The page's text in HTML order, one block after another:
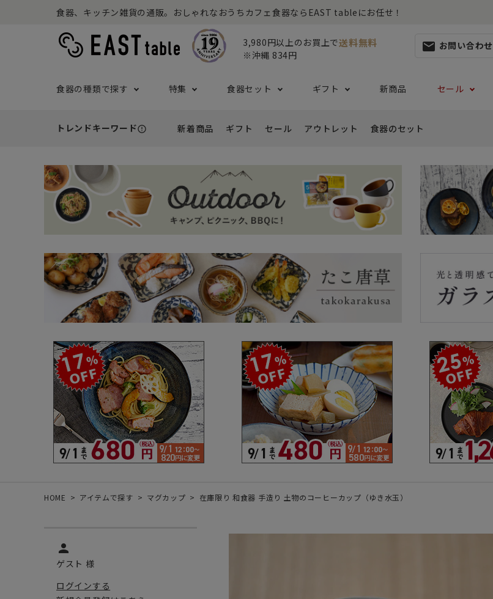
食器、キッチン雑貨の通販。おしゃれなおうちカフェ食器ならEAST tableにお任せ！
3,980円以上のお買上で送料無料
※沖縄 834円
mail お問い合わ
食器の種類で探す
- 小皿
- 中皿・取り皿・ケーキ皿
- 大皿
- カレー・パスタ皿
- 中鉢・取り鉢・サラダボウル
- 大鉢
- とんすい
- 汁椀
- どんぶり・丼
- ラーメン鉢
箸・カトラリー・雑貨など
- 箸
- 箸置き
- カトラリー
- れんげ
- すり鉢
- 土鍋
- 雑貨
- トレー
デザイン・カラーで探す
- 和食器
- 白い食器
- 黒い食器
- カラフルな食器
素材で探す
- 磁器製
- 木製
- ガラス製
- 樹脂製
特集
基本の食器特集 推し活特集 食品 ~からだ
食器セット
和食器セット 洋食器セット 白い食器セット
こども食器セット まとめ買いでお
ギフト
- ～2,999円
- 3,000円～4,999円
- 5,000円～9,999円
- 誕生日
- 内祝い
- 有料ラッピ
- Eギフト
新商品 セール
トレンドキーワードerror_outline 新着商品 ギフト セール アウトレット 食器のセット
HOME アイテムで探す マグカップ 在庫限り 和食器 手造り 土物のコーヒーカップ（ゆき水玉）
person
ゲスト 様
ログインする